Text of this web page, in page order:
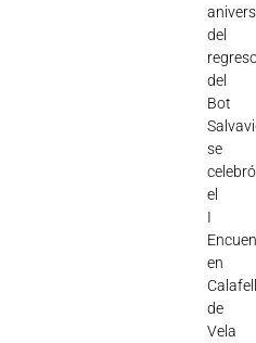
del
del
Bot
se
celebró
el
I
en
de
Vela